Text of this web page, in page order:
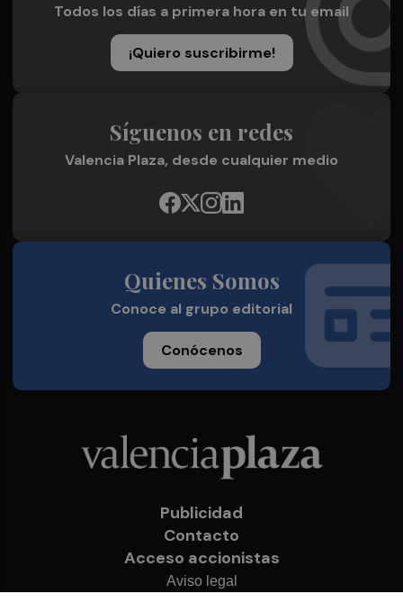
Todos los días a primera hora en tu email
¡Quiero suscribirme!
Síguenos en redes
Valencia Plaza, desde cualquier medio
Quienes Somos
Conoce al grupo editorial
Conócenos
Publicidad
Contacto
Acceso accionistas
Aviso legal